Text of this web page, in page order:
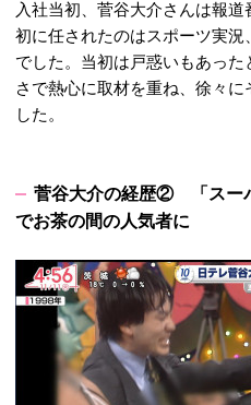
入社当初、菅谷大介さんは報
初に任されたのはスポーツ実況
でした。 当初は戸惑いもあった
さで熱心に取材を重ね、徐々
した。
菅谷大介の経歴② 「スー
でお茶の間の人気者に